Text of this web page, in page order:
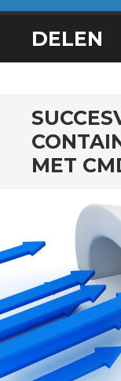
SPRING
NAAR
DELEN
MET